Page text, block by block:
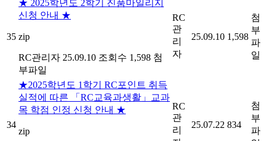
35
★ 2025학년도 2학기 진품마일리지
신청 안내 ★
zip
RC관리자 25.09.10 조회수 1,598 첨
부파일
RC
관
리
자
25.09.10 1,598
첨
부
파
일
34
★2025학년도 1학기 RC포인트 취득
실적에 따른 「RC교육과생활」교과
목 학점 인정 신청 안내 ★
zip
RC
관
리
25.07.22 834
첨
부
파